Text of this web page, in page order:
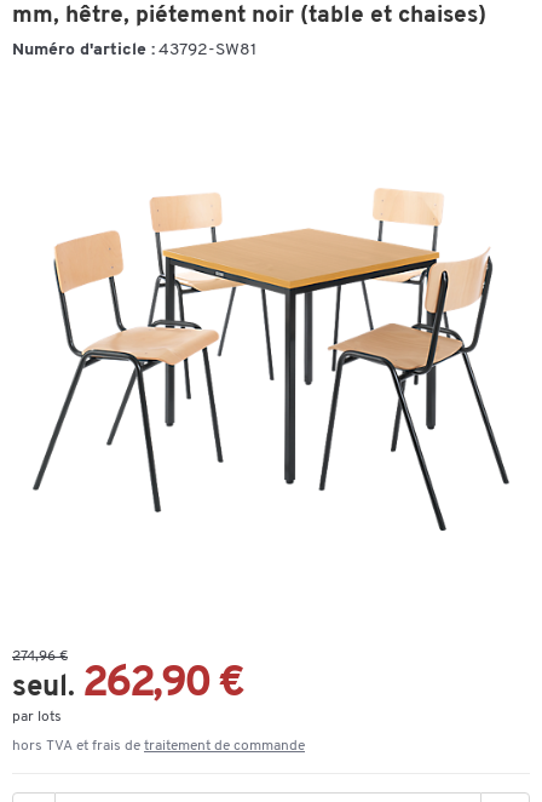
mm, hêtre, piétement noir (table et chaises)
Numéro d'article : 43792-SW81
274,96 €
seul. 262,90 €
par lots
hors TVA et frais de traitement de commande